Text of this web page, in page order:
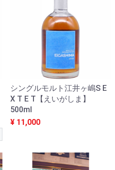
シングルモルト江井ヶ嶋S E
X T E T【えいがしま】
500ml
¥ 11,000